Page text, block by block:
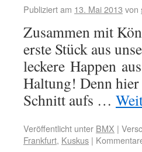
Publiziert am 13. Mai 2013 von
Zusammen mit
erste Stück aus
leckere Happen
Haltung! Denn hier
Schnitt aufs …
Veröffentlicht unter BMX |
Frankfurt, Kuskus |